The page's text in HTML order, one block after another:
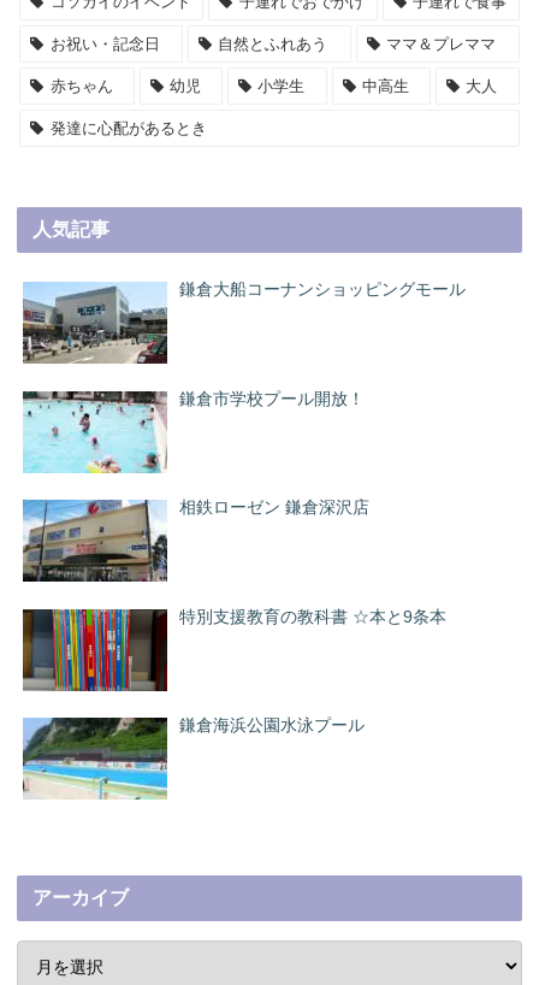
小学生
幼児 大人
赤ちゃん
ママ＆プレママ
お祝い・記念日
中高生
発達に心配があるとき
自然とふれあう
人気記事
鎌倉大船コーナンショッピングモール
鎌倉市学校プール開放！
相鉄ローゼン 鎌倉深沢店
特別支援教育の教科書 ☆本と9条本
鎌倉海浜公園水泳プール
アーカイブ